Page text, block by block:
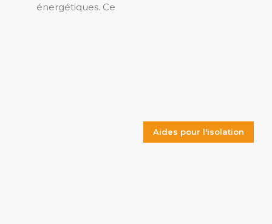
énergétiques. Ce
Aides pour l'isolation